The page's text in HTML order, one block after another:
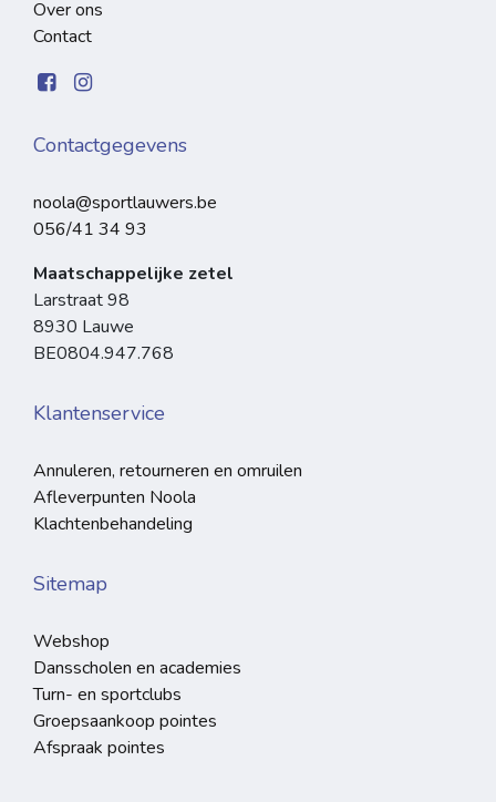
Over ons
Contact
Contactgegevens
noola@sportlauwers.be
056/41 34 93
Maatschappelijke zetel
Larstraat 98
8930 Lauwe
BE0804.947.768
Klantenservice
Annuleren, retourneren en omruilen
Afleverpunten Noola
Klachtenbehandeling
Sitemap
Webshop
Dansscholen en academies
Turn- en sportclubs
Groepsaankoop pointes
Afspraak pointes